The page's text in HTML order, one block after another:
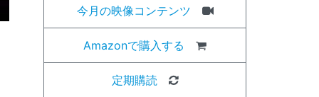
今月の映像コンテンツ
Amazonで購入する
定期購読